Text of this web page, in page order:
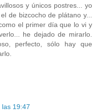
y únicos postres... yo
de bizcocho de plátano y...
el primer día que lo vi y
he dejado de mirarlo.
perfecto, sólo hay que
las 19:47